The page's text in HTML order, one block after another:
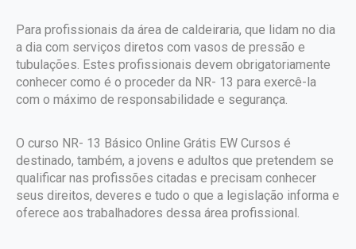
Para profissionais da área de caldeiraria, que lidam no dia
a dia com serviços diretos com vasos de pressão e
tubulações. Estes profissionais devem obrigatoriamente
conhecer como é o proceder da NR- 13 para exercê-la
com o máximo de responsabilidade e segurança.
O curso NR- 13 Básico Online Grátis EW Cursos é
destinado, também, a jovens e adultos que pretendem se
qualificar nas profissões citadas e precisam conhecer
seus direitos, deveres e tudo o que a legislação informa e
oferece aos trabalhadores dessa área profissional.